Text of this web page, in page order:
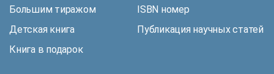
Большим тиражом
Детская книга
Книга в подарок
ISBN номер
Публикация научных статей